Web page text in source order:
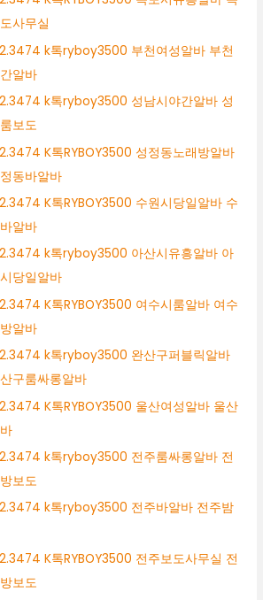
사무실
k톡ryboy3500 부천여성알바 부천
알바
k톡ryboy3500 성남시야간알바 성
보도
K톡RYBOY3500 성정동노래방알바
동바알바
K톡RYBOY3500 수원시당일알바 수
알바
k톡ryboy3500 아산시유흥알바 아
당일알바
K톡RYBOY3500 여수시룸알바 여수
알바
k톡ryboy3500 완산구퍼블릭알바
구룸싸롱알바
K톡RYBOY3500 울산여성알바 울산
k톡ryboy3500 전주룸싸롱알바 전
보도
k톡ryboy3500 전주바알바 전주밤
K톡RYBOY3500 전주보도사무실 전
보도